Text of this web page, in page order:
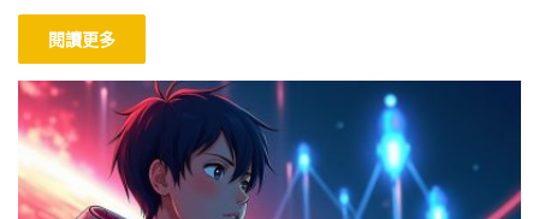
閱讀更多